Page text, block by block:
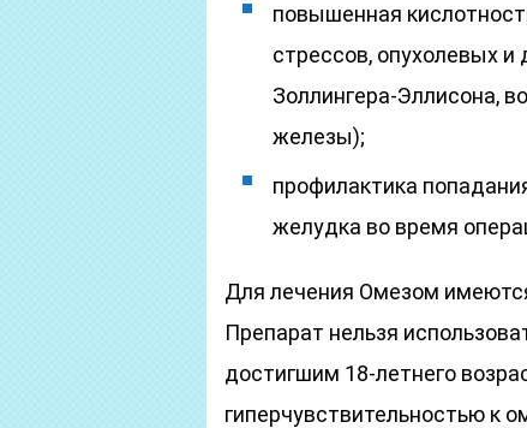
повышенная
стрессов, опухолевых и
Золлингера-Эллисона,
железы);
профилактика
желудка во время
Для лечения Омезом
Препарат нельзя
достигшим 18-летнего
гиперчувствительностью к